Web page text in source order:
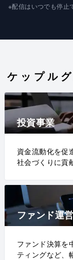
※配信はいつでも停止
ケップル
投資事業
資金流動化を促
社会づくりに貢
ファンド運
ファンド決算を
ティングなど、